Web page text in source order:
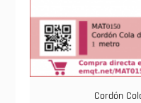
Cordón